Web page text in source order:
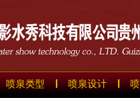
喷泉类型 喷泉设计